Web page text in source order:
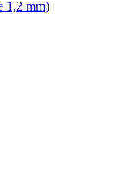
1,2 mm)